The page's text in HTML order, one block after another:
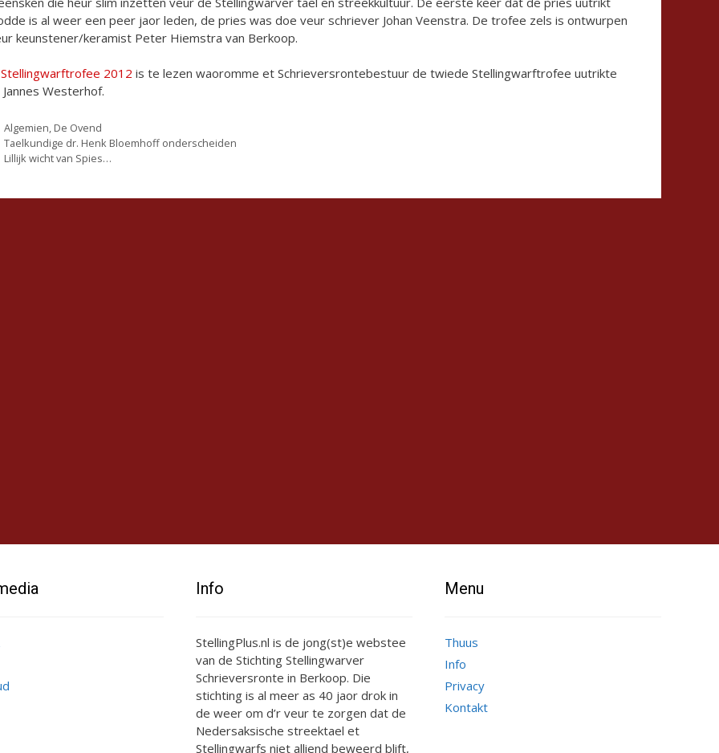
is al weer een peer jaor leden, de pries was doe veur schriever Johan Veenstra. De trofee zels is ontwurpen
keunstener/keramist Peter Hiemstra van Berkoop.
Stellingwarftrofee 2012 is te lezen waoromme et Schrieversrontebestuur de twiede Stellingwarftrofee uutrikte
Jannes Westerhof.
Categorieën
Algemien De Ovend
Taelkundige dr. Henk Bloemhoff onderscheiden
Lillijk wicht van Spies…
Info
StellingPlus.nl is de jong(st)e webstee
van de Stichting Stellingwarver
Schrieversronte in Berkoop. Die
stichting is al meer as 40 jaor drok in
de weer om d’r veur te zorgen dat de
Nedersaksische streektael et
Stellingwarfs niet alliend beweerd blift,
Menu
Thuus
Info
Privacy
Kontakt